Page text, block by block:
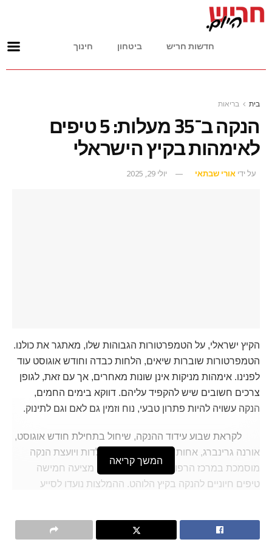
חדשות חריש ביטחון חינוך
בית בריאות
הנקה ב־35 מעלות: 5 טיפים
לאימהות בקיץ הישראלי
על ידי אורי שבתאי יולי 29, 2025
הקיץ ישראלי, על הטמפרטורות הגבוהות שלו, מאתגר את כולנו.
הטמפרטורות שוברות שיאים, הלחות כבדה וחודש אוגוסט עוד
לפנינו. אימהות מניקות אינן שונות מאחרים, אך עם זאת, לגופן
צרכים חשובים שיש להקפיד עליהם. דווקא בימים החמים,
הנקה עשויה להיות פתרון טבעי, נוח וזמין גם לאם וגם לתינוק.
לקראת שבוע עידוד ההנקה, שיחול בתחילת חודש אוגוסט,
אורנה גרינברג, אחות אחראית מחלקת יולדות ויועצת הנקה
מוסמכת במרכז הרפואי הלל יפה בחדרה, מציעה חמישה
טיפים חיוניים להנקה בקיץ הלוהט. ההמלצות נועדו לסייע
המשך קריאה